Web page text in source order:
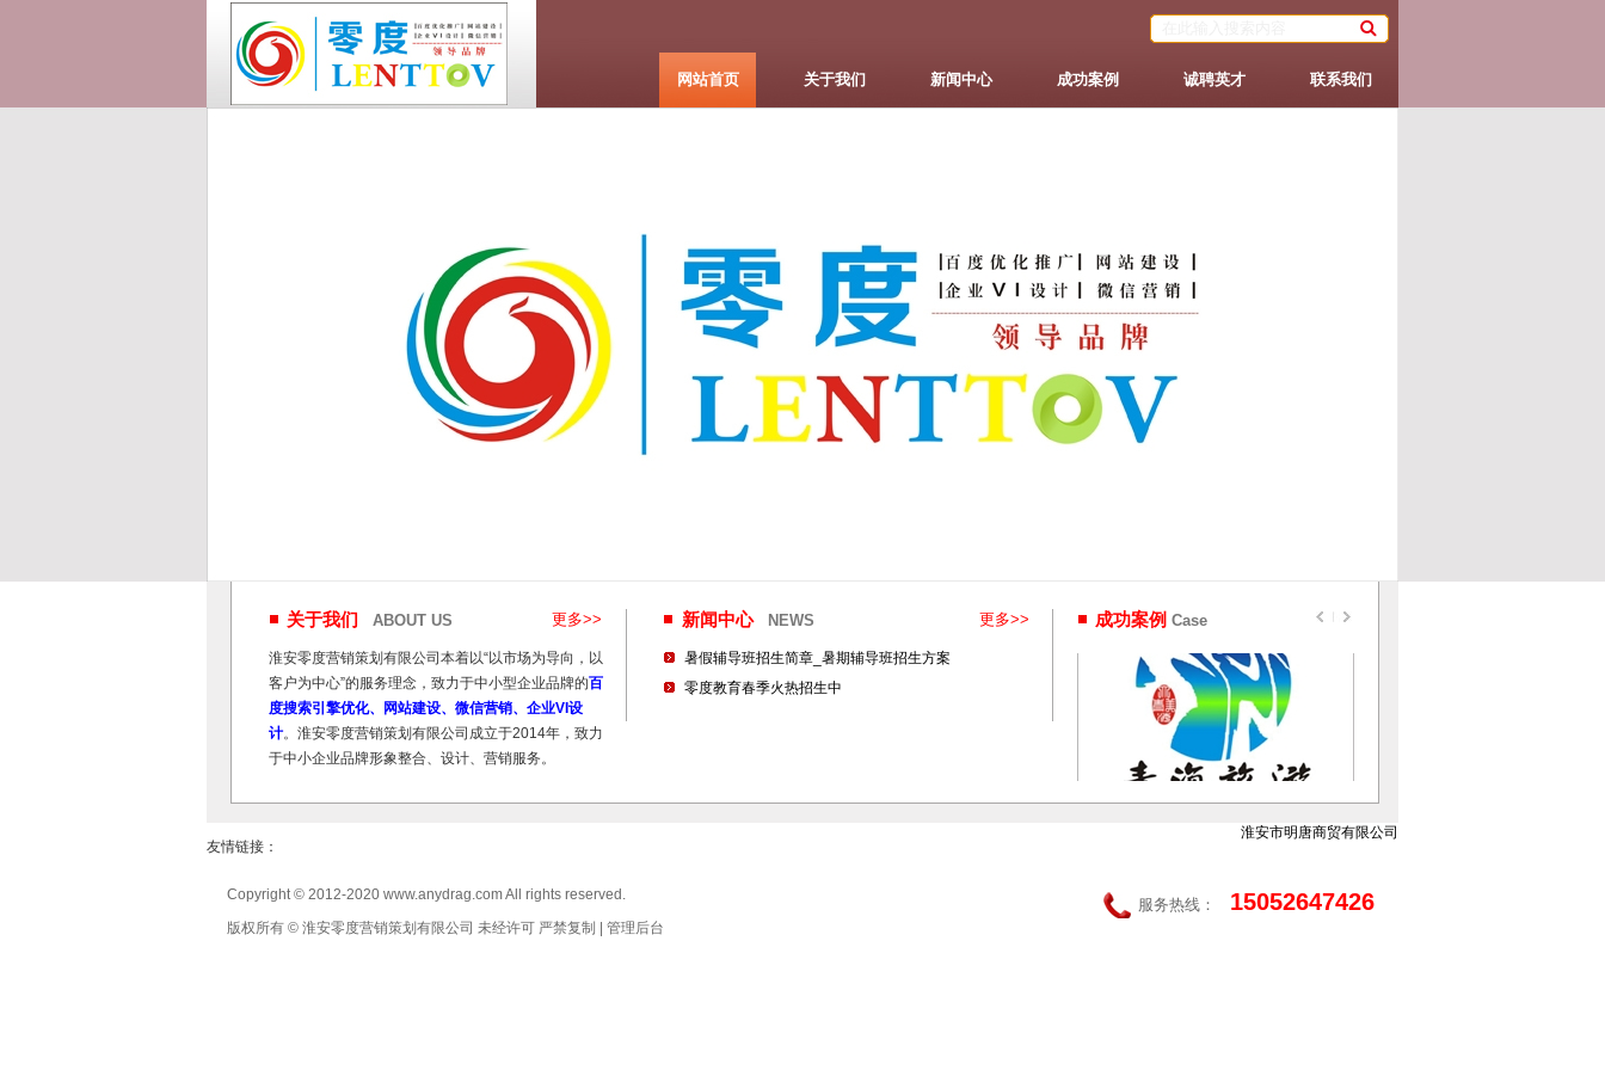
网站首页 关于我们 新闻中心 成功案例 诚聘英才 联系我们
更多>>
关于我们 ABOUT US
淮安零度营销策划有限公司本着以“以市场为导向，以
客户为中心”的服务理念，致力于中小型企业品牌的百
度搜索引擎优化、网站建设、微信营销、企业VI设
计。淮安零度营销策划有限公司成立于2014年，致力
于中小企业品牌形象整合、设计、营销服务。
更多>>
新闻中心 NEWS
暑假辅导班招生简章_暑期辅导班招生方案
零度教育春季火热招生中
成功案例 Case
淮安市明唐商贸有限公司
友情链接：
Copyright © 2012-2020 www.anydrag.com All rights reserved.
服务热线： 15052647426
版权所有 © 淮安零度营销策划有限公司 未经许可 严禁复制 | 管理后台